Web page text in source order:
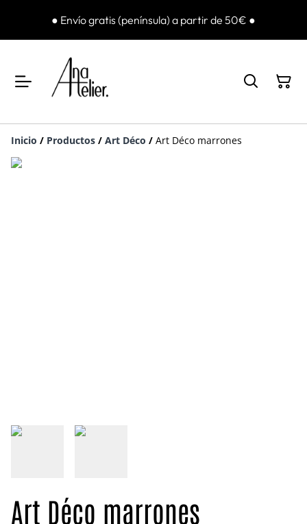
● Envío gratis (península) a partir de 50€ ●
Inicio / Productos / Art Déco / Art Déco marrones
Art Déco marrones